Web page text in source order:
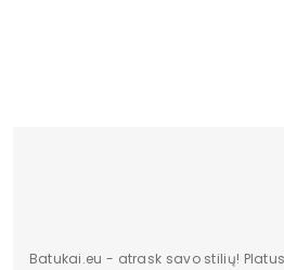
Batukai.eu - atrask savo stilių!